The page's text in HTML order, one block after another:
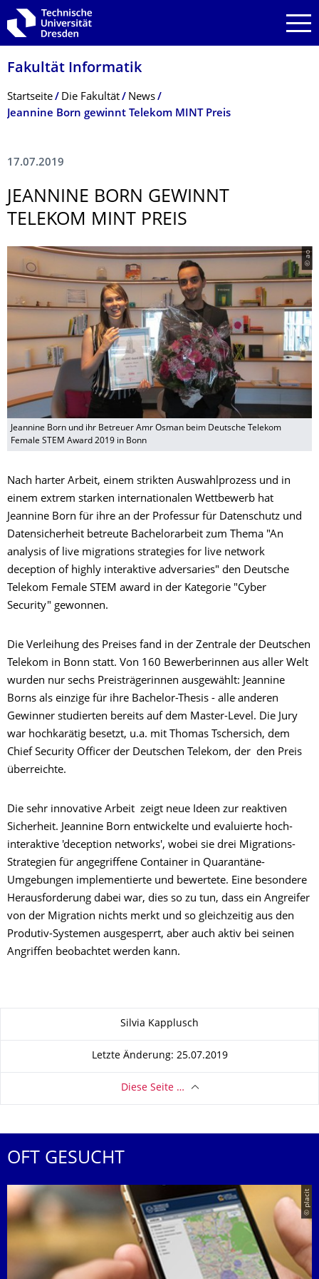
Zur Hauptnavigation springen
Zur Suche springen
Zum Inhalt springen
Fakultät Informatik
Breadcrumb-Menü
Startseite Die Fakultät
News
Jeannine Born gewinnt Telekom MINT Preis
17.07.2019
JEANNINE BORN GEWINNT
TELEKOM MINT PREIS
© ao
Jeannine Born und ihr Betreuer Amr Osman beim Deutsche Telekom
Female STEM Award 2019 in Bonn
Nach harter Arbeit, einem strikten Auswahlprozess und in
einem extrem starken internationalen Wettbewerb hat
Jeannine Born für ihre an der Professur für Datenschutz und
Datensicherheit betreute Bachelorarbeit zum Thema "An
analysis of live migrations strategies for live network
deception of highly interaktive adversaries" den Deutsche
Telekom Female STEM award in der Kategorie "Cyber
Security" gewonnen.
Die Verleihung des Preises fand in der Zentrale der Deutschen
Telekom in Bonn statt. Von 160 Bewerberinnen aus aller Welt
wurden nur sechs Preisträgerinnen ausgewählt: Jeannine
Borns als einzige für ihre Bachelor-Thesis - alle anderen
Gewinner studierten bereits auf dem Master-Level. Die Jury
war hochkarätig besetzt, u.a. mit Thomas Tschersich, dem
Chief Security Officer der Deutschen Telekom, der den Preis
überreichte.
Die sehr innovative Arbeit zeigt neue Ideen zur reaktiven
Sicherheit. Jeannine Born entwickelte und evaluierte hoch-
interaktive 'deception networks', wobei sie drei Migrations-
Strategien für angegriffene Container in Quarantäne-
Umgebungen implementierte und bewertete. Eine besondere
Herausforderung dabei war, dies so zu tun, dass ein Angreifer
von der Migration nichts merkt und so gleichzeitig aus den
Produtiv-Systemen ausgesperrt, aber auch aktiv bei seinen
Angriffen beobachtet werden kann.
Silvia Kapplusch
Letzte Änderung: 25.07.2019
Diese Seite …
OFT GESUCHT
© placit